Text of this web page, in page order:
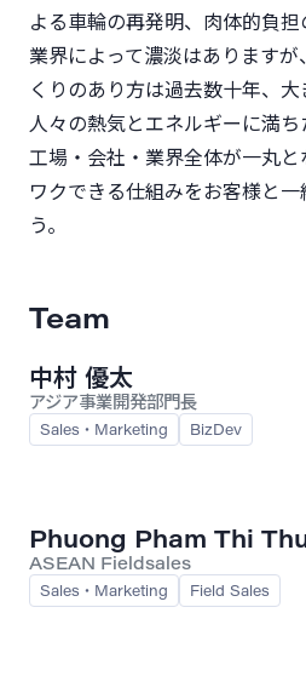
よる車輪の再発明、肉体的負
業界によって濃淡はあります
くりのあり方は過去数十年、大
人々の熱気とエネルギーに満ち
工場・会社・業界全体が一丸
ワクできる仕組みをお客様と
う。
Team
中村 優太
アジア事業開発部門長
Sales・Marketing BizDev
Phuong Pham Thi
ASEAN Fieldsales
Sales・Marketing Field Sales